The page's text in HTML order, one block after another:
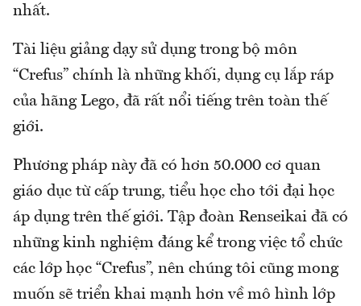
nhất.
Tài liệu giảng dạy sử dụng trong bộ môn
“Crefus” chính là những khối, dụng cụ lắp ráp
của hãng Lego, đã rất nổi tiếng trên toàn thế
giới.
Phương pháp này đã có hơn 50.000 cơ quan
giáo dục từ cấp trung, tiểu học cho tới đại học
áp dụng trên thế giới. Tập đoàn Renseikai đã có
những kinh nghiệm đáng kể trong việc tổ chức
các lớp học “Crefus”, nên chúng tôi cũng mong
muốn sẽ triển khai mạnh hơn về mô hình lớp